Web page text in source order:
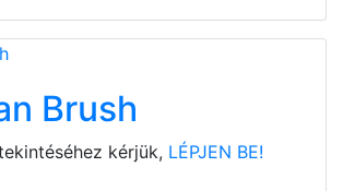
Brush
kérjük, LÉPJEN BE!